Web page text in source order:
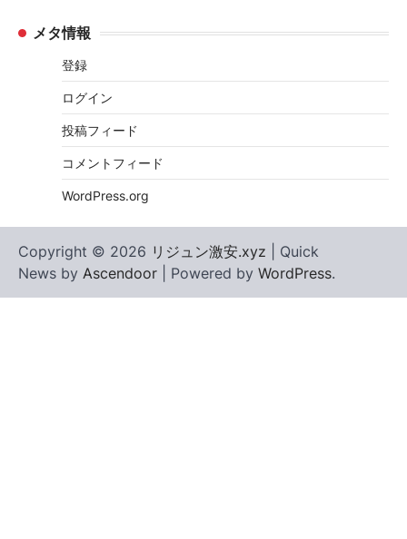
メタ情報
登録
ログイン
投稿フィード
コメントフィード
WordPress.org
Copyright © 2026 リジュン激安.xyz | Quick
News by Ascendoor | Powered by WordPress.